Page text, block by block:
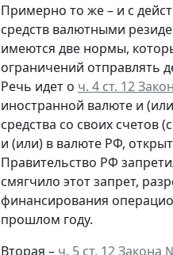
Примерно то же – и с
средств валютными
имеются две нормы,
ограничений отправлять
Речь идет о ч. 4 ст. 12
иностранной валюте и
средства со своих счетов
и (или) в валюте РФ,
Правительство РФ
смягчило этот запрет,
финансирования
прошлом году.
Вторая – ч. 5 ст. 12 Закона